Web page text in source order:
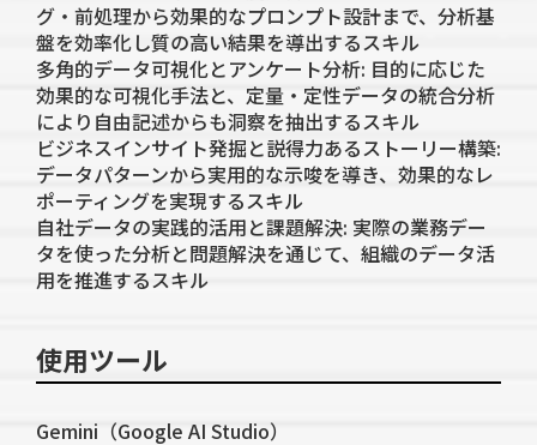
グ・前処理から効果的なプロンプト設計まで、分析基
盤を効率化し質の高い結果を導出するスキル
多角的データ可視化とアンケート分析: 目的に応じた
効果的な可視化手法と、定量・定性データの統合分析
により自由記述からも洞察を抽出するスキル
ビジネスインサイト発掘と説得力あるストーリー構築:
データパターンから実用的な示唆を導き、効果的なレ
ポーティングを実現するスキル
自社データの実践的活用と課題解決: 実際の業務デー
タを使った分析と問題解決を通じて、組織のデータ活
用を推進するスキル
使用ツール
Gemini（Google AI Studio）